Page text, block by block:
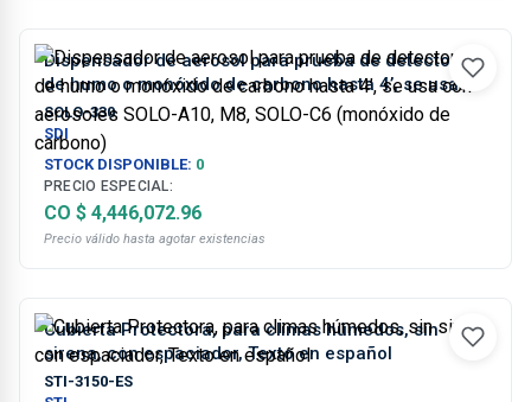
Dispensador de aerosol para prueba de detectores
de humo o monóxido de carbono hasta 4’, se usa
con aerosoles SOLO-A10, M8, SOLO-C6 (monóxido
de carbono)
SOLO-330
SDI
STOCK DISPONIBLE: 0
PRECIO ESPECIAL:
CO $ 4,446,072.96
Precio válido hasta agotar existencias
Cubierta Protectora, para climas húmedos, sin
sirena, con espaciador, Texto en español
STI-3150-ES